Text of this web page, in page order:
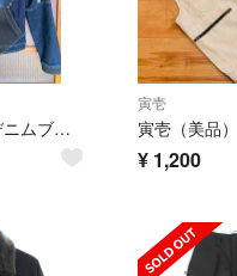
寅壱 8840 デニムブルゾン Lサイズ 美品
寅壱
寅壱（美品）
¥ 1,200